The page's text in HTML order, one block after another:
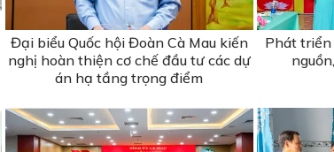
Đại biểu Quốc hội Đoàn Cà Mau kiến
nghị hoàn thiện cơ chế đầu tư các dự
án hạ tầng trọng điểm
Phát